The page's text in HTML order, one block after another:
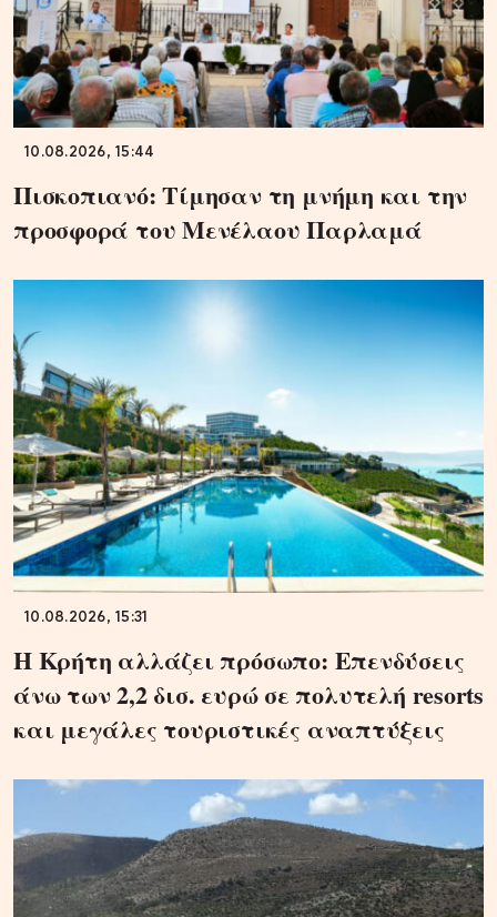
10.08.2026, 15:44
Πισκοπιανό: Τίμησαν τη μνήμη και την
προσφορά του Μενέλαου Παρλαμά
10.08.2026, 15:31
Η Κρήτη αλλάζει πρόσωπο: Επενδύσεις
άνω των 2,2 δισ. ευρώ σε πολυτελή resorts
και μεγάλες τουριστικές αναπτύξεις